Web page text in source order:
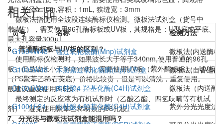
是：光径：1cm,容积：1mL, 狭缝宽：3mm
微板法指使用全波段连续酶标仪检测。微板法试剂盒（货号中
带“W”），需要使用96孔酶标板或UV板，其规格是：U型底或平底、
最大孔容量300μL
6、普通酶标板与UV板的区别？
使用酶标仪检测时，如果波长大于等于340nm,使用普通的96孔
板；但是波长小于340nm时，需要使用UV板（紫外酶标板）；UV板
（PS聚苯乙稀石英底）价格比较贵，但是可以清洗，重复使用。一
般建议重复使用3-5次；
最终测定的反应液为有机试剂时（乙酸乙酯、四氢呋喃等有机试
剂），避免使用聚苯乙稀材质的96孔板。
7、分光法与微板法试剂盒能混用吗？
相关产品
货号 名称
检测方法
G1004W48
锰过氧化物酶(Mnp)试剂盒
微板法(内送酶标
G1005W48
木质素过氧化物酶(Lip)试剂盒
微板法(自备适
G1001W48
肉桂酸4-羟基化酶(C4H)试剂盒
微板法（内送酶
G1001F24
肉桂酸4-羟基化酶(C4H)试剂盒
紫外分光光度法